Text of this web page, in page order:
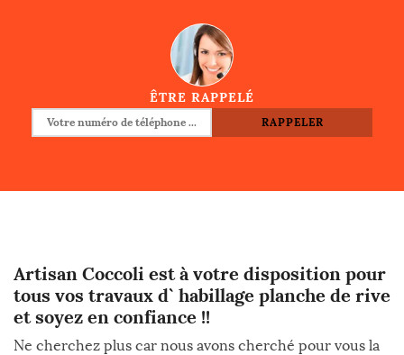
ÊTRE RAPPELÉ
Artisan Coccoli est à votre disposition pour
tous vos travaux d` habillage planche de rive
et soyez en confiance !!
Ne cherchez plus car nous avons cherché pour vous la